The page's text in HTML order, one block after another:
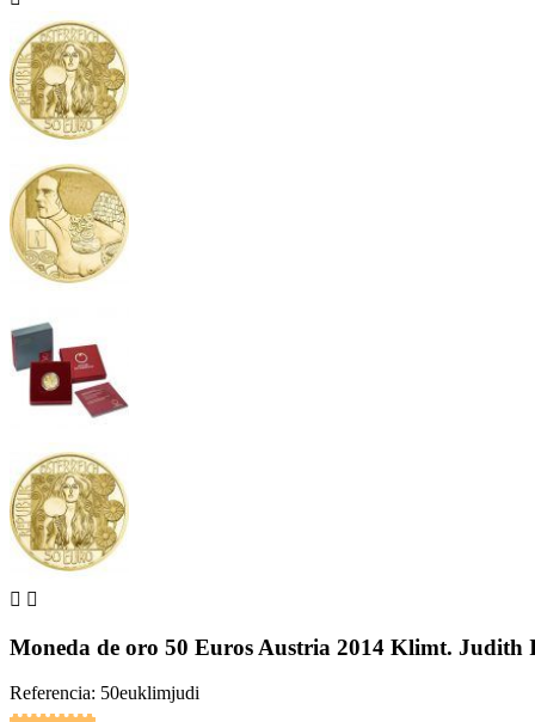
 
Moneda de oro 50 Euros Austria 2014 Klimt. Judith
Referencia: 50euklimjudi